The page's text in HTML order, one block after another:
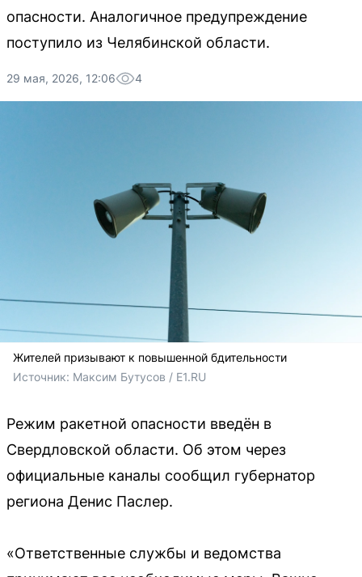
опасности. Аналогичное предупреждение
поступило из Челябинской области.
29 мая, 2026, 12:06 4
Жителей призывают к повышенной бдительности
Источник: Максим Бутусов / E1.RU
Режим ракетной опасности введён в
Свердловской области. Об этом через
официальные каналы сообщил губернатор
региона Денис Паслер.
«Ответственные службы и ведомства